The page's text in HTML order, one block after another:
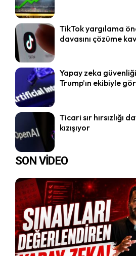
TikTok yargılama
davasını çözüme
Yapay zeka
Trump’ın ekibiyle
Ticari sır hırsızlığı
kızışıyor
SON VİDEO